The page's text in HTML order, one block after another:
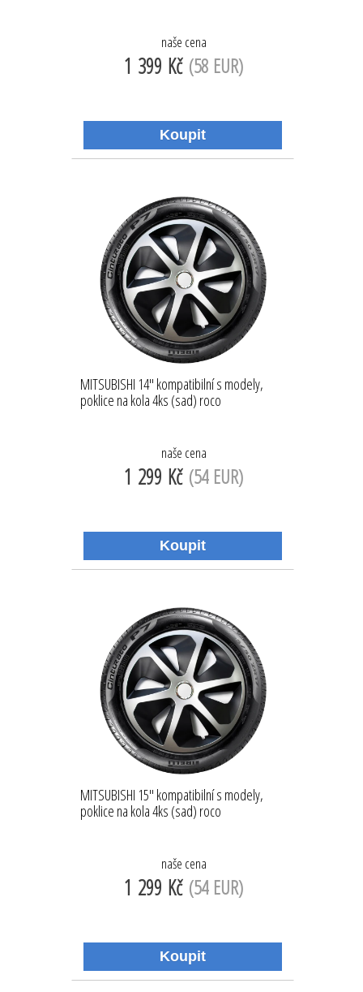
naše cena
1 399 Kč (58 EUR)
MITSUBISHI 14'' kompatibilní s modely,
poklice na kola 4ks (sad) roco
naše cena
1 299 Kč (54 EUR)
MITSUBISHI 15'' kompatibilní s modely,
poklice na kola 4ks (sad) roco
naše cena
1 299 Kč (54 EUR)